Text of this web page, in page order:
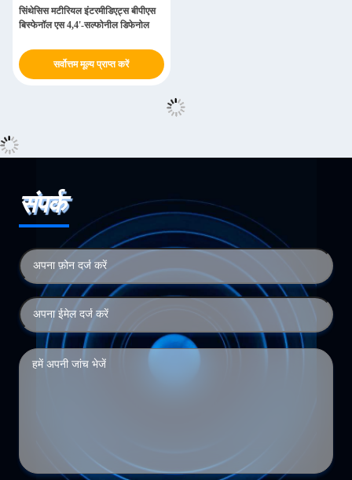
सिंथेसिस मटीरियल इंटरमीडिएट्स बीपीएस
बिस्फेनॉल एस 4,4'-सल्फोनील डिफेनोल
सर्वोत्तम मूल्य प्राप्त करें
संपर्क